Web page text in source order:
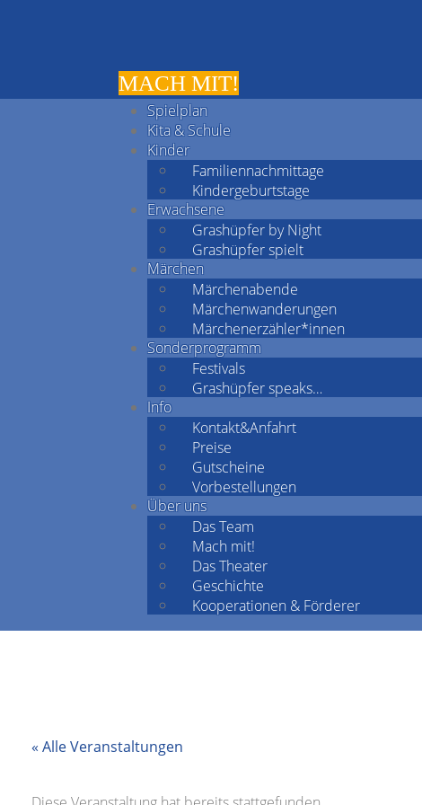
MACH MIT!
Spielplan
Kita & Schule
Kinder
Familiennachmittage
Kindergeburtstage
Erwachsene
Grashüpfer by Night
Grashüpfer spielt
Märchen
Märchenabende
Märchenwanderungen
Märchenerzähler*innen
Sonderprogramm
Festivals
Grashüpfer speaks…
Info
Kontakt&Anfahrt
Preise
Gutscheine
Vorbestellungen
Über uns
Das Team
Mach mit!
Das Theater
Geschichte
Kooperationen & Förderer
« Alle Veranstaltungen